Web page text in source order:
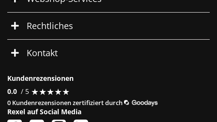
Rechtliches
Kontakt
Kundenrezensionen
0.0 / 5 ★★★★★
★★★★★
0 Kundenrezensionen zertifiziert durch
Rexel auf Social Media